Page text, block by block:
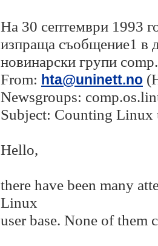
На 30 септември 1993
изпраща съобщение1 в
новинарски групи
From: hta@uninett.no
Newsgroups:
Subject: Counting Linux
Hello,
there have been many
Linux
user base. None of them